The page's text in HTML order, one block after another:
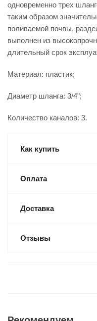
одновременно трех
таким образом
поливаемой почвы,
выполнен из
длительный срок
Материал: пластик;
Диаметр шланга: 3/4";
Количество каналов: 3.
Как купить
Оплата
Доставка
Отзывы